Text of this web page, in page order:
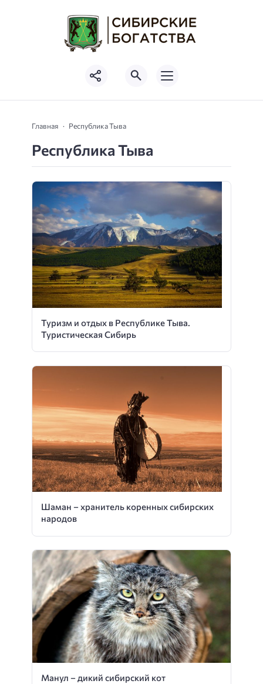
Главная Республика Тыва
Республика Тыва
Туризм и отдых в Республике Тыва.
Туристическая Сибирь
Шаман – хранитель коренных сибирских
народов
Манул – дикий сибирский кот